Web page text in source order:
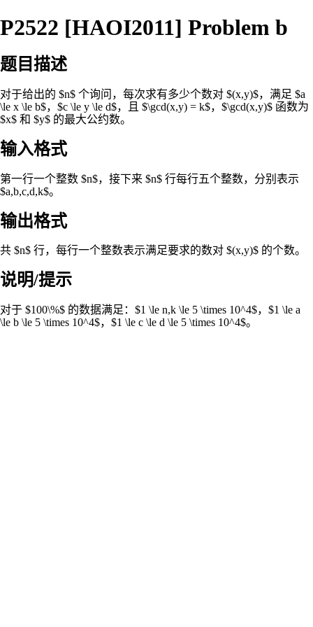
P2522 [HAOI2011] Problem b
题目描述
对于给出的 $n$ 个询问，每次求有多少个数对 $(x,y)$，满足 $a
\le x \le b$，$c \le y \le d$，且 $\gcd(x,y) = k$，$\gcd(x,y)$ 函数为
$x$ 和 $y$ 的最大公约数。
输入格式
第一行一个整数 $n$，接下来 $n$ 行每行五个整数，分别表示
$a,b,c,d,k$。
输出格式
共 $n$ 行，每行一个整数表示满足要求的数对 $(x,y)$ 的个数。
说明/提示
对于 $100\%$ 的数据满足：$1 \le n,k \le 5 \times 10^4$，$1 \le a
\le b \le 5 \times 10^4$，$1 \le c \le d \le 5 \times 10^4$。